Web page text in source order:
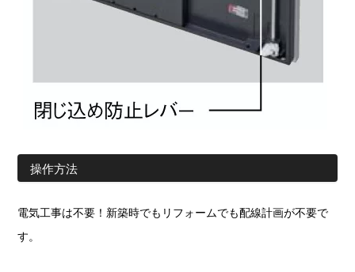
操作方法
電気工事は不要！新築時でもリフォームでも配線計画が不要で
す。